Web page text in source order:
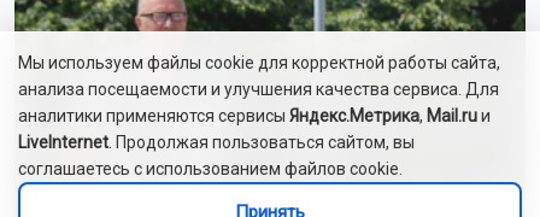
Мы используем файлы cookie для корректной работы сайта,
анализа посещаемости и улучшения качества сервиса. Для
аналитики применяются сервисы Яндекс.Метрика, Mail.ruи
LiveInternet . Продолжая пользоваться сайтом, вы
соглашаетесь с использованием файлов cookie.
Принять